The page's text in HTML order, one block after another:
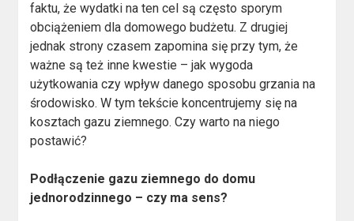
faktu, że wydatki na ten cel są często sporym
obciążeniem dla domowego budżetu. Z drugiej
jednak strony czasem zapomina się przy tym, że
ważne są też inne kwestie – jak wygoda
użytkowania czy wpływ danego sposobu grzania na
środowisko. W tym tekście koncentrujemy się na
kosztach gazu ziemnego. Czy warto na niego
postawić?
Podłączenie gazu ziemnego do domu
jednorodzinnego – czy ma sens?